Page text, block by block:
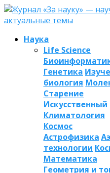
Наука
Life Science
Генетика
биология
Старение
Климатология
Космос
Астрофизика
технологии
Математика
Геометрия и